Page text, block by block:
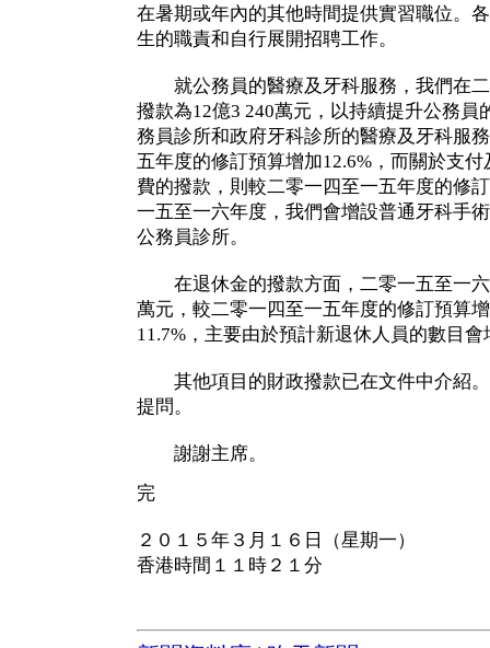
在暑期或年內的其他時間提供實習職位。
生的職責和自行展開招聘工作。
就公務員的醫療及牙科服務，我們在二
撥款為12億3 240萬元，以持續提升公務員
務員診所和政府牙科診所的醫療及牙科服
五年度的修訂預算增加12.6%，而關於支
費的撥款，則較二零一四至一五年度的修
一五至一六年度，我們會增設普通牙科手
公務員診所。
在退休金的撥款方面，二零一五至一六
萬元，較二零一四至一五年度的修訂預算
11.7%，主要由於預計新退休人員的數目會
其他項目的財政撥款已在文件中介紹。
提問。
謝謝主席。
完
２０１５年３月１６日（星期一）
香港時間１１時２１分